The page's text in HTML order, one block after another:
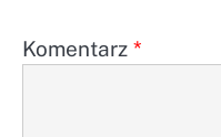
Komentarz *